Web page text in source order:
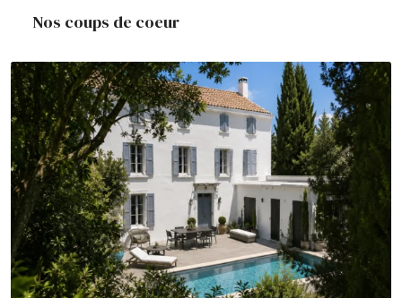
Nos coups de coeur